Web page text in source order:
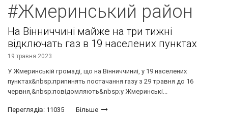
#Жмеринський район
На Вінниччині майже на три тижні
відключать газ в 19 населених пунктах
19 травня 2023
У Жмеринській громаді, що на Вінниччиниі, у 19 населених
пунктах&nbsp;припинять постачання газу з 29 травня до 16
червня,&nbsp;повідомляють&nbsp;у Жмеринські...
Переглядів: 11035 Більше